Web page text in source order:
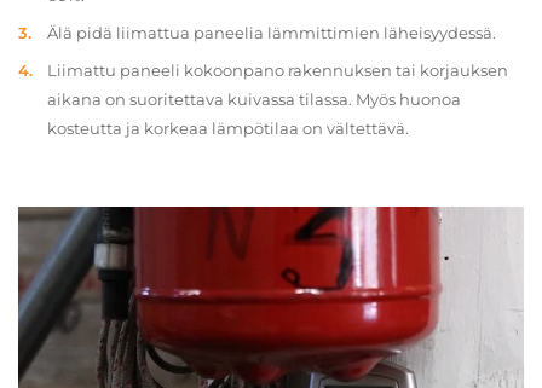
Älä pidä liimattua paneelia lämmittimien läheisyydessä.
Liimattu paneeli kokoonpano rakennuksen tai korjauksen
aikana on suoritettava kuivassa tilassa. Myös huonoa
kosteutta ja korkeaa lämpötilaa on vältettävä.